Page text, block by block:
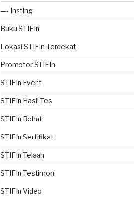
—- Insting
Buku STIFIn
Lokasi STIFIn Terdekat
Promotor STIFIn
STIFIn Event
STIFIn Hasil Tes
STIFIn Rehat
STIFIn Sertifikat
STIFIn Telaah
STIFIn Testimoni
STIFIn Video